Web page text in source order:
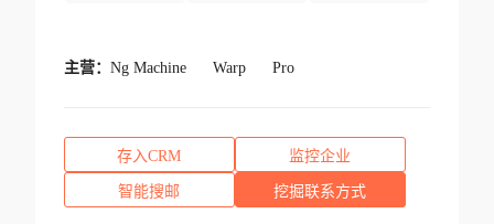
主营： Ng Machine Warp Pro
存入CRM 监控企业
智能搜邮 挖掘联系方式